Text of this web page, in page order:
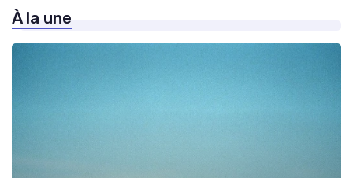
» Prévisions technologiques
À la une